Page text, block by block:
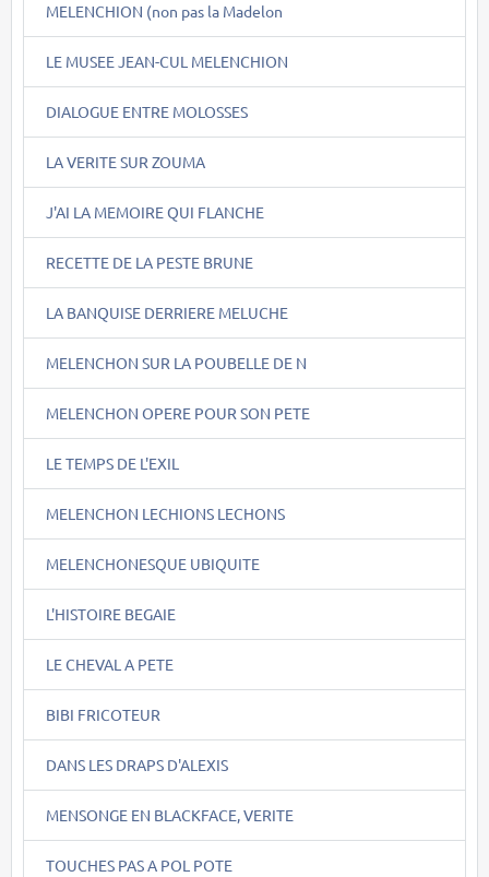
MELENCHION (non pas la Madelon
LE MUSEE JEAN-CUL MELENCHION
DIALOGUE ENTRE MOLOSSES
LA VERITE SUR ZOUMA
J'AI LA MEMOIRE QUI FLANCHE
RECETTE DE LA PESTE BRUNE
LA BANQUISE DERRIERE MELUCHE
MELENCHON SUR LA POUBELLE DE N
MELENCHON OPERE POUR SON PETE
LE TEMPS DE L'EXIL
MELENCHON LECHIONS LECHONS
MELENCHONESQUE UBIQUITE
L'HISTOIRE BEGAIE
LE CHEVAL A PETE
BIBI FRICOTEUR
DANS LES DRAPS D'ALEXIS
MENSONGE EN BLACKFACE, VERITE
TOUCHES PAS A POL POTE